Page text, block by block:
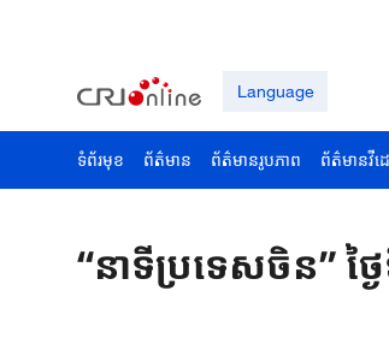
Language
ទំព័រមុខ ព័ត៌មាន ព័ត៌មានរូបភាព ព័ត៌មានវីដ
“នាទីប្រទេសចិន” ថ្